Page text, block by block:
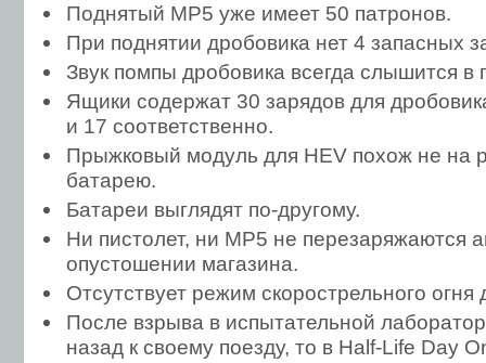
Поднятый MP5 уже имеет 50 патронов.
При поднятии дробовика нет 4 запасных
Звук помпы дробовика всегда слышится в
Ящики содержат 30 зарядов для
и 17 соответственно.
Прыжковый модуль для HEV похож не на
батарею.
Батареи выглядят по-другому.
Ни пистолет, ни MP5 не перезаряжаются
опустошении магазина.
Отсутствует режим скорострельного огня
После взрыва в испытательной
назад к своему поезду, то в Half-Life Day